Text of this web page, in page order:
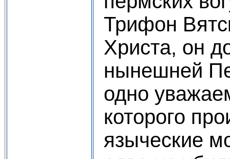
Трифон
Христа, он
нынешней
одно
которого
языческие